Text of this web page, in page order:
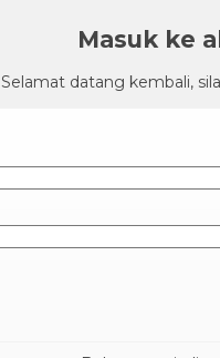
Masuk ke
Selamat datang kembali,